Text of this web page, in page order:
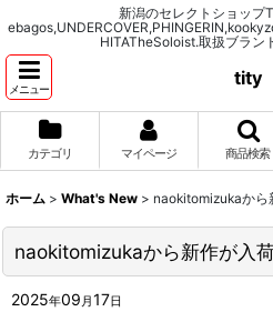
新潟のセレクトショップ
HITATheSoloist.取扱ブラン
メニュー
tity
カテゴリ マイページ 商品検索
ホーム > What's New > naokitomizukaから
naokitomizukaから新作が入
2025年09 月17日